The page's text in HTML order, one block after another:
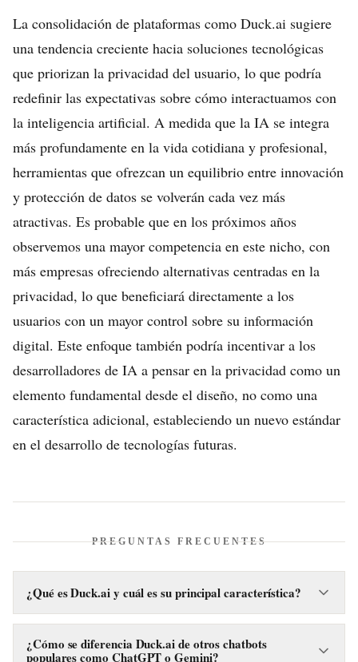
La consolidación de plataformas como Duck.ai sugiere
una tendencia creciente hacia soluciones tecnológicas
que priorizan la privacidad del usuario, lo que podría
redefinir las expectativas sobre cómo interactuamos con
la inteligencia artificial. A medida que la IA se integra
más profundamente en la vida cotidiana y profesional,
herramientas que ofrezcan un equilibrio entre innovación
y protección de datos se volverán cada vez más
atractivas. Es probable que en los próximos años
observemos una mayor competencia en este nicho, con
más empresas ofreciendo alternativas centradas en la
privacidad, lo que beneficiará directamente a los
usuarios con un mayor control sobre su información
digital. Este enfoque también podría incentivar a los
desarrolladores de IA a pensar en la privacidad como un
elemento fundamental desde el diseño, no como una
característica adicional, estableciendo un nuevo estándar
en el desarrollo de tecnologías futuras.
PREGUNTAS FRECUENTES
¿Qué es Duck.ai y cuál es su principal característica?
Duck.ai es un chat de inteligencia artificial desarrollado por
DuckDuckGo, conocido por su enfoque en la privacidad y el
¿Cómo se diferencia Duck.ai de otros chatbots
populares como ChatGPT o Gemini?